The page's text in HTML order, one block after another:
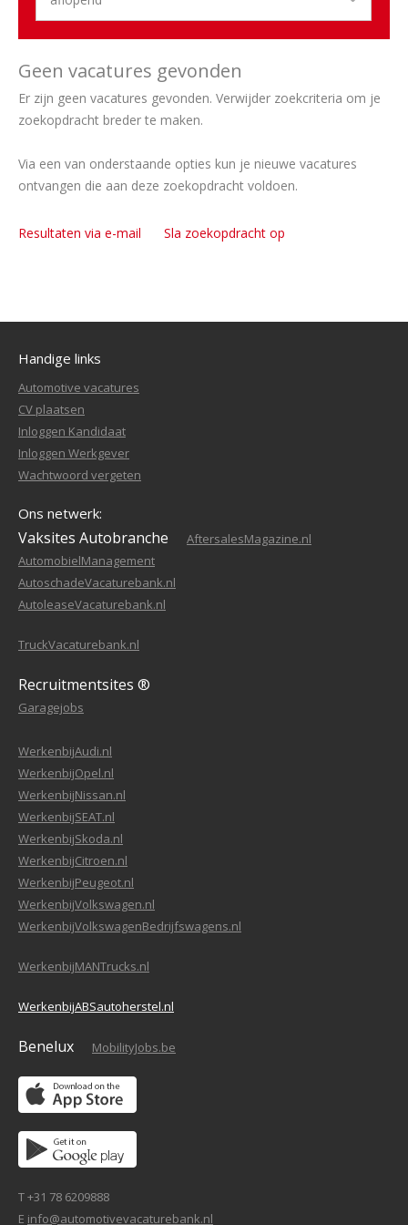
Geen vacatures gevonden
Er zijn geen vacatures gevonden. Verwijder zoekcriteria om je
zoekopdracht breder te maken.
Via een van onderstaande opties kun je nieuwe vacatures
ontvangen die aan deze zoekopdracht voldoen.
Resultaten via e-mail Sla zoekopdracht op
Handige links
Automotive vacatures
CV plaatsen
Inloggen Kandidaat
Inloggen Werkgever
Wachtwoord vergeten
Ons netwerk:
Vaksites Autobranche
AftersalesMagazine.nl
AutomobielManagement
AutoschadeVacaturebank.nl
AutoleaseVacaturebank.nl
TruckVacaturebank.nl
Recruitmentsites ®
Garagejobs
WerkenbijAudi.nl
WerkenbijOpel.nl
WerkenbijNissan.nl
WerkenbijSEAT.nl
WerkenbijSkoda.nl
WerkenbijCitroen.nl
WerkenbijPeugeot.nl
WerkenbijVolkswagen.nl
WerkenbijVolkswagenBedrijfswagens.nl
WerkenbijMANTrucks.nl
WerkenbijABSautoherstel.nl
Benelux MobilityJobs.be
T +31 78 6209888
E info@automotivevacaturebank.nl